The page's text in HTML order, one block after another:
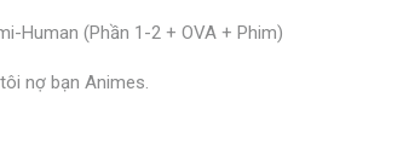
Human (Phần 1-2 + OVA + Phim)
nợ bạn Animes.